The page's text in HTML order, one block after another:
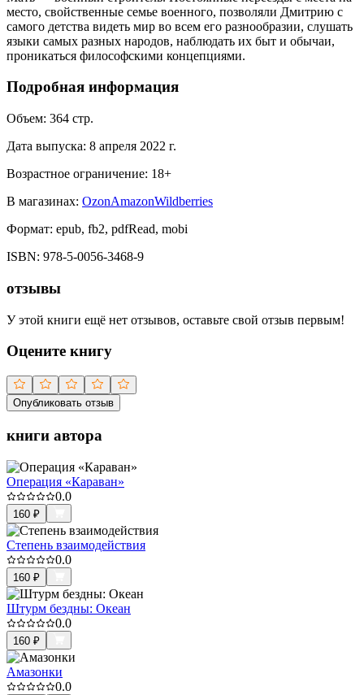
место, свойственные семье военного, позволяли Дмитрию с
самого детства видеть мир во всем его разнообразии, слушать
языки самых разных народов, наблюдать их быт и обычаи,
проникаться философскими концепциями.
Подробная информация
Объем: 364 стр.
Дата выпуска: 8 апреля 2022 г.
Возрастное ограничение: 18+
В магазинах: OzonAmazonWildberries
Формат: epub, fb2, pdfRead, mobi
ISBN: 978-5-0056-3468-9
отзывы
У этой книги ещё нет отзывов, оставьте свой отзыв первым!
Оцените книгу
Опубликовать отзыв
книги автора
Операция «Караван»
0.0
160 ₽
Степень взаимодействия
0.0
160 ₽
Штурм бездны: Океан
0.0
160 ₽
Амазонки
0.0